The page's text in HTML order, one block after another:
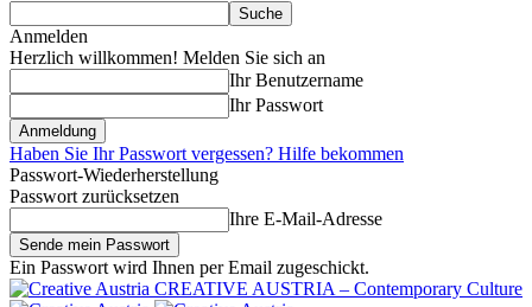
Anmelden
Herzlich willkommen! Melden Sie sich an
Ihr Benutzername
Ihr Passwort
Haben Sie Ihr Passwort vergessen? Hilfe bekommen
Passwort-Wiederherstellung
Passwort zurücksetzen
Ihre E-Mail-Adresse
Ein Passwort wird Ihnen per Email zugeschickt.
CREATIVE AUSTRIA – Contemporary Culture